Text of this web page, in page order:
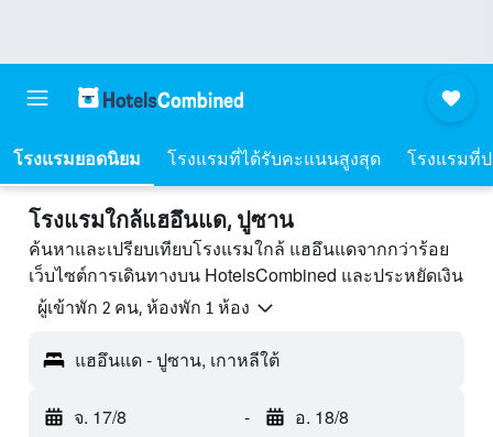
โรงแรมยอดนิยม โรงแรมที่ได้รับคะแนนสูงสุด โรงแรมที่
โรงแรมใกล้แฮอึนแด, ปูซาน
ค้นหาและเปรียบเทียบโรงแรมใกล้ แฮอึนแดจากกว่าร้อย
เว็บไซต์การเดินทางบน HotelsCombined และประหยัดเงิน
ผู้เข้าพัก 2 คน, ห้องพัก 1 ห้อง
แฮอึนแด - ปูซาน, เกาหลีใต้
จ. 17/8 - อ. 18/8